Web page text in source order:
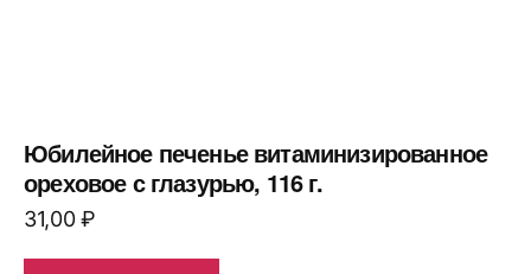
Юбилейное печенье витаминизированное
ореховое с глазурью, 116 г.
31,00₽